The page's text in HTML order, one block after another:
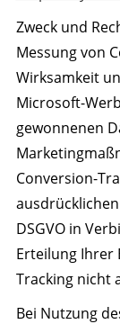
Zweck und
Messung von
Wirksamkeit
Microsoft-
gewonnenen
Conversion-
DSGVO in
Erteilung Ihrer
Tracking nicht
Bei Nutzung